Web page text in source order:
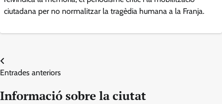
ciutadana per no normalitzar la tragèdia humana a la Franja.
Navegació
d'entrades
Entrades anteriors
Informació sobre la ciutat